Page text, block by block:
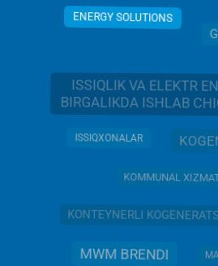
ENERGY SOLUTIONS
ISSIQLIK VA ELEKTR
BIRGALIKDA ISHLAB
ISSIQXONALAR
KOMMUNAL
KONTEYNERLI
MWM BRENDI